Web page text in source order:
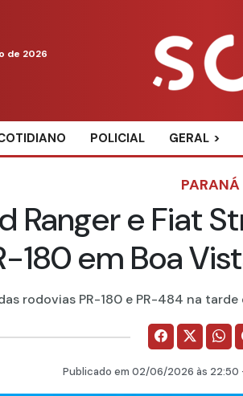
de 2026
POLICIAL GERAL
PARANÁ
Ranger e Fiat
180 em Boa
rodovias PR-180 e PR-484 na
Publicado em 02/06/2026 às 22:50